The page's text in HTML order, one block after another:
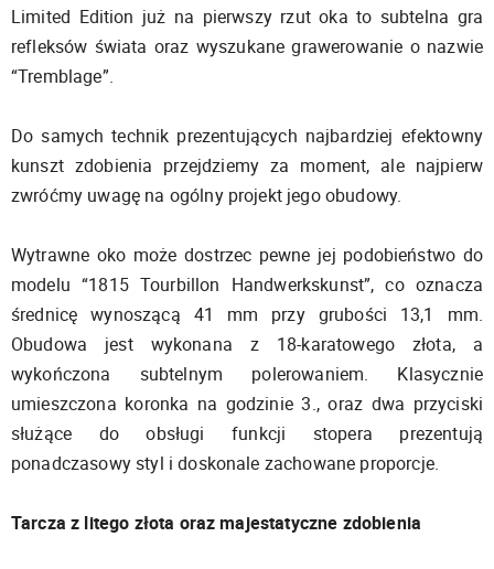
Limited Edition już na pierwszy rzut oka to subtelna gra
refleksów świata oraz wyszukane grawerowanie o nazwie
“Tremblage”.
Do samych technik prezentujących najbardziej efektowny
kunszt zdobienia przejdziemy za moment, ale najpierw
zwróćmy uwagę na ogólny projekt jego obudowy.
Wytrawne oko może dostrzec pewne jej podobieństwo do
modelu “1815 Tourbillon Handwerkskunst”, co oznacza
średnicę wynoszącą 41 mm przy grubości 13,1 mm.
Obudowa jest wykonana z 18-karatowego złota, a
wykończona subtelnym polerowaniem. Klasycznie
umieszczona koronka na godzinie 3., oraz dwa przyciski
służące do obsługi funkcji stopera prezentują
ponadczasowy styl i doskonale zachowane proporcje.
Tarcza z litego złota oraz majestatyczne zdobienia